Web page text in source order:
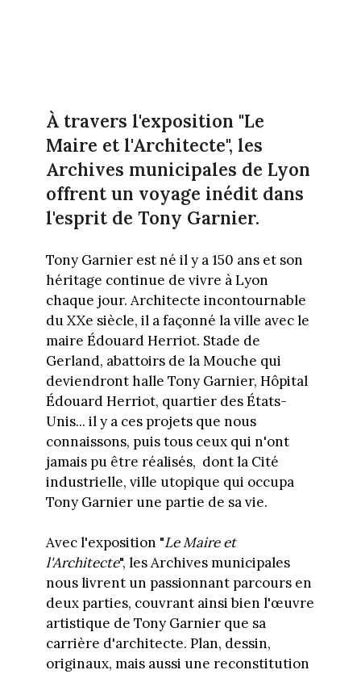
À travers l'exposition "Le
Maire et l'Architecte", les
Archives municipales de Lyon
offrent un voyage inédit dans
l'esprit de Tony Garnier.
Tony Garnier est né il y a 150 ans et son
héritage continue de vivre à Lyon
chaque jour. Architecte incontournable
du XXe siècle, il a façonné la ville avec le
maire Édouard Herriot. Stade de
Gerland, abattoirs de la Mouche qui
deviendront halle Tony Garnier, Hôpital
Édouard Herriot, quartier des États-
Unis... il y a ces projets que nous
connaissons, puis tous ceux qui n'ont
jamais pu être réalisés, dont la Cité
industrielle, ville utopique qui occupa
Tony Garnier une partie de sa vie.
Avec l'exposition "Le Maire et
l'Architecte", les Archives municipales
nous livrent un passionnant parcours en
deux parties, couvrant ainsi bien l'œuvre
artistique de Tony Garnier que sa
carrière d'architecte. Plan, dessin,
originaux, mais aussi une reconstitution